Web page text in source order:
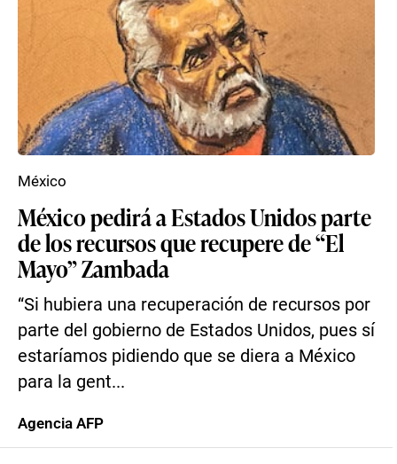
México pedirá a Estados Unidos parte
de los recursos que recupere de “El
Mayo” Zambada
“Si hubiera una recuperación de recursos por
parte del gobierno de Estados Unidos, pues sí
estaríamos pidiendo que se diera a México
para la gent...
México
Agencia AFP